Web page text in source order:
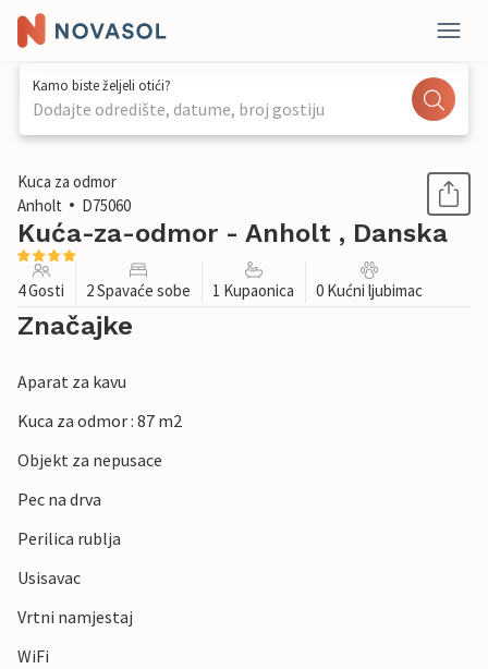
Kamo biste željeli otići?
Dodajte odredište, datume, broj gostiju
1 / 16
Kuca za odmor
Anholt
D75060
Kuća-za-odmor - Anholt , Danska
4 Gosti 2 Spavaće sobe 1 Kupaonica 0 Kućni ljubimac
Značajke
Aparat za kavu
Kuca za odmor : 87 m2
Objekt za nepusace
Pec na drva
Perilica rublja
Usisavac
Vrtni namjestaj
WiFi